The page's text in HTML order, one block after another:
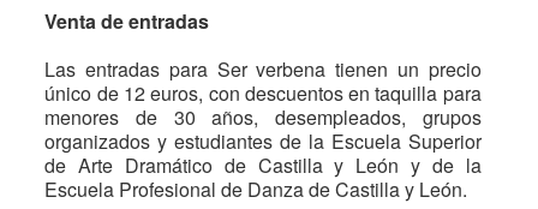
Venta de entradas
Las entradas para Ser verbena tienen un precio
único de 12 euros, con descuentos en taquilla para
menores de 30 años, desempleados, grupos
organizados y estudiantes de la Escuela Superior
de Arte Dramático de Castilla y León y de la
Escuela Profesional de Danza de Castilla y León.